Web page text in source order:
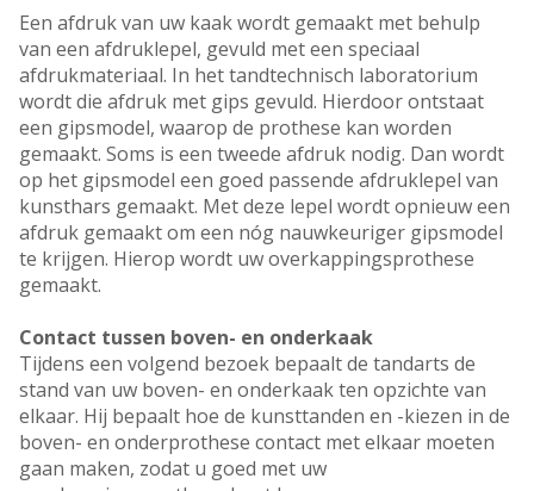
Een afdruk van uw kaak wordt gemaakt met behulp
van een afdruklepel, gevuld met een speciaal
afdrukmateriaal. In het tandtechnisch laboratorium
wordt die afdruk met gips gevuld. Hierdoor ontstaat
een gipsmodel, waarop de prothese kan worden
gemaakt. Soms is een tweede afdruk nodig. Dan wordt
op het gipsmodel een goed passende afdruklepel van
kunsthars gemaakt. Met deze lepel wordt opnieuw een
afdruk gemaakt om een nóg nauwkeuriger gipsmodel
te krijgen. Hierop wordt uw overkappingsprothese
gemaakt.
Contact tussen boven- en onderkaak
Tijdens een volgend bezoek bepaalt de tandarts de
stand van uw boven- en onderkaak ten opzichte van
elkaar. Hij bepaalt hoe de kunsttanden en -kiezen in de
boven- en onderprothese contact met elkaar moeten
gaan maken, zodat u goed met uw